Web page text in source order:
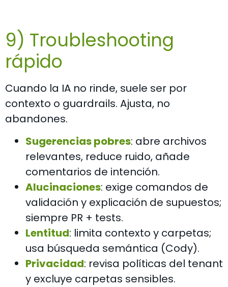
9) Troubleshooting
rápido
Cuando la IA no rinde, suele ser por
contexto o guardrails. Ajusta, no
abandones.
Sugerencias pobres: abre archivos
relevantes, reduce ruido, añade
comentarios de intención.
Alucinaciones: exige comandos de
validación y explicación de supuestos;
siempre PR + tests.
Lentitud: limita contexto y carpetas;
usa búsqueda semántica (Cody).
Privacidad: revisa políticas del tenant
y excluye carpetas sensibles.